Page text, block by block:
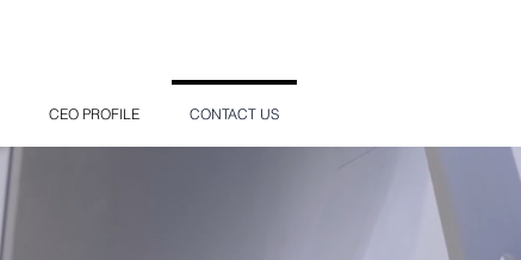
CEO PROFILE CONTACT US